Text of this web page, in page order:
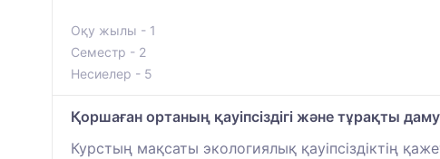
Оқу жылы - 1
Семестр - 2
Несиелер - 5
Қоршаған ортаның қауіпсіздігі және тұрақты даму
Курстың мақсаты экологиялық қауіпсіздіктің